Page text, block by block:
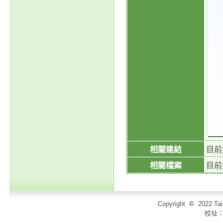
相關連結
目
相關檔案
目
Copyright © 2022
校址